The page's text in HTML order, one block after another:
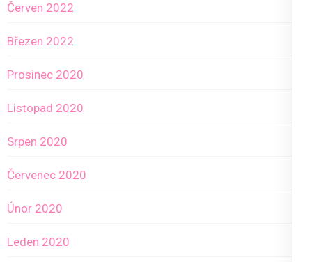
Červen 2022
Březen 2022
Prosinec 2020
Listopad 2020
Srpen 2020
Červenec 2020
Únor 2020
Leden 2020